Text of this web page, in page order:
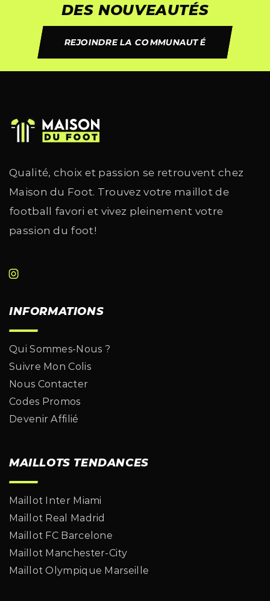
DES NOUVEAUTÉS
REJOINDRE LA COMMUNAUTÉ
Qualité, choix et passion se retrouvent chez
Maison du Foot. Trouvez votre maillot de
football favori et vivez pleinement votre
passion du foot!
INFORMATIONS
Qui Sommes-Nous ?
Suivre Mon Colis
Nous Contacter
Codes Promos
Devenir Affilié
MAILLOTS TENDANCES
Maillot Inter Miami
Maillot Real Madrid
Maillot FC Barcelone
Maillot Manchester-City
Maillot Olympique Marseille